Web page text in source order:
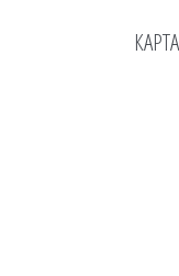
КАРТА